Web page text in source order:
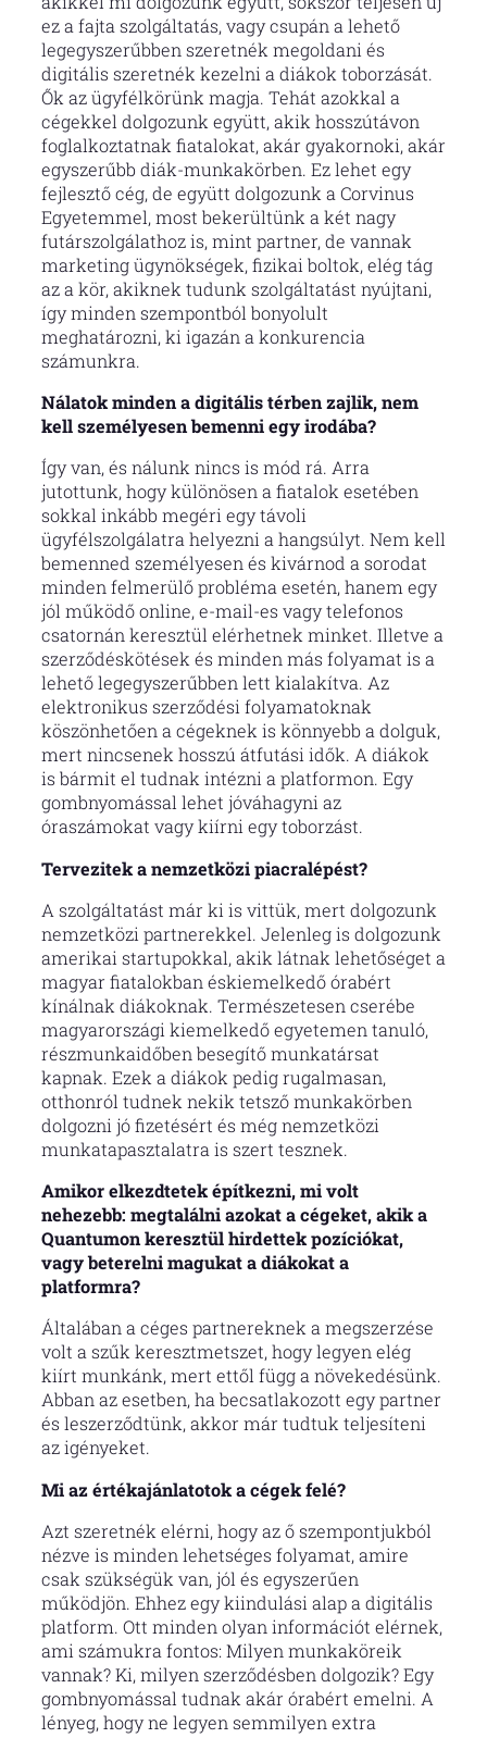
ez a fajta szolgáltatás, vagy csupán a lehető
legegyszerűbben szeretnék megoldani és
digitális szeretnék kezelni a diákok toborzását.
Ők az ügyfélkörünk magja. Tehát azokkal a
cégekkel dolgozunk együtt, akik hosszútávon
foglalkoztatnak fiatalokat, akár gyakornoki, akár
egyszerűbb diák-munkakörben. Ez lehet egy
fejlesztő cég, de együtt dolgozunk a Corvinus
Egyetemmel, most bekerültünk a két nagy
futárszolgálathoz is, mint partner, de vannak
marketing ügynökségek, fizikai boltok, elég tág
az a kör, akiknek tudunk szolgáltatást nyújtani,
így minden szempontból bonyolult
meghatározni, ki igazán a konkurencia
számunkra.
Nálatok minden a digitális térben zajlik, nem
kell személyesen bemenni egy irodába?
Így van, és nálunk nincs is mód rá. Arra
jutottunk, hogy különösen a fiatalok esetében
sokkal inkább megéri egy távoli
ügyfélszolgálatra helyezni a hangsúlyt. Nem kell
bemenned személyesen és kivárnod a sorodat
minden felmerülő probléma esetén, hanem egy
jól működő online, e-mail-es vagy telefonos
csatornán keresztül elérhetnek minket. Illetve a
szerződéskötések és minden más folyamat is a
lehető legegyszerűbben lett kialakítva. Az
elektronikus szerződési folyamatoknak
köszönhetően a cégeknek is könnyebb a dolguk,
mert nincsenek hosszú átfutási idők. A diákok
is bármit el tudnak intézni a platformon. Egy
gombnyomással lehet jóváhagyni az
óraszámokat vagy kiírni egy toborzást.
Tervezitek a nemzetközi piacralépést?
A szolgáltatást már ki is vittük, mert dolgozunk
nemzetközi partnerekkel. Jelenleg is dolgozunk
amerikai startupokkal, akik látnak lehetőséget a
magyar fiatalokban éskiemelkedő órabért
kínálnak diákoknak. Természetesen cserébe
magyarországi kiemelkedő egyetemen tanuló,
részmunkaidőben besegítő munkatársat
kapnak. Ezek a diákok pedig rugalmasan,
otthonról tudnek nekik tetsző munkakörben
dolgozni jó fizetésért és még nemzetközi
munkatapasztalatra is szert tesznek.
Amikor elkezdtetek építkezni, mi volt
nehezebb: megtalálni azokat a cégeket, akik a
Quantumon keresztül hirdettek pozíciókat,
vagy beterelni magukat a diákokat a
platformra?
Általában a céges partnereknek a megszerzése
volt a szűk keresztmetszet, hogy legyen elég
kiírt munkánk, mert ettől függ a növekedésünk.
Abban az esetben, ha becsatlakozott egy partner
és leszerződtünk, akkor már tudtuk teljesíteni
az igényeket.
Mi az értékajánlatotok a cégek felé?
Azt szeretnék elérni, hogy az ő szempontjukból
nézve is minden lehetséges folyamat, amire
csak szükségük van, jól és egyszerűen
működjön. Ehhez egy kiindulási alap a digitális
platform. Ott minden olyan információt elérnek,
ami számukra fontos: Milyen munkaköreik
vannak? Ki, milyen szerződésben dolgozik? Egy
gombnyomással tudnak akár órabért emelni. A
lényeg, hogy ne legyen semmilyen extra